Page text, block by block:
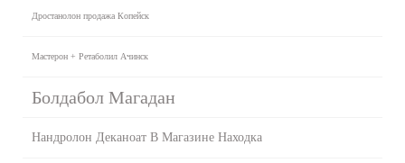
Дростанолон продажа Копейск
Мастерон + Ретаболил Ачинск
Болдабол Магадан
Нандролон Деканоат В Магазине Находка